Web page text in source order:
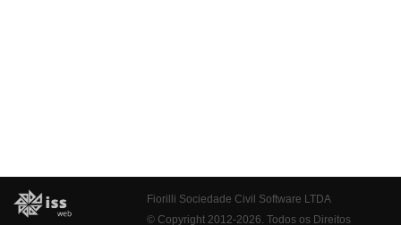
Fiorilli Sociedade Civil Software LTDA
© Copyright 2012-2026. Todos os Direitos